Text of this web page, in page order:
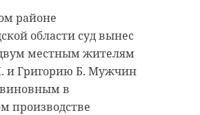
районе
области суд вынес
местным жителям
и Григорию Б. Мужчин
в
производстве